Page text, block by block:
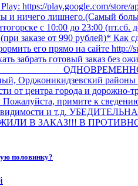
https://play.google.com/
и ничего лишнего.(Самый
с 10:00 до 23:00
заказе от 990 рублей)* Как
его прямо на сайте
забрать готовый заказ
Орджоникидзевский
от центра города и
Пожалуйста, примите к
видимости и т.д.
В ЗАКАЗ!!! В ПРОТИВНОМ
половинку?